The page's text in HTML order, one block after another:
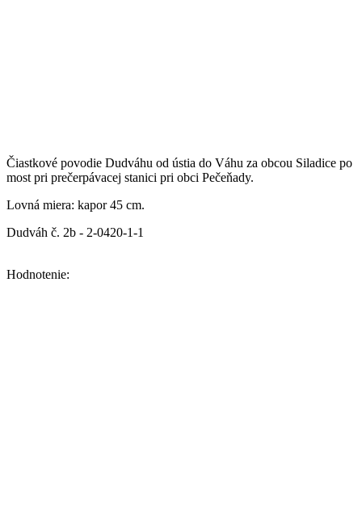
Čiastkové povodie Dudváhu od ústia do Váhu za obcou Siladice po
most pri prečerpávacej stanici pri obci Pečeňady.
Lovná miera: kapor 45 cm.
Dudváh č. 2b - 2-0420-1-1
Hodnotenie: